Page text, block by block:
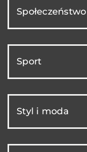
Społeczeństwo
Sport
Styl i moda